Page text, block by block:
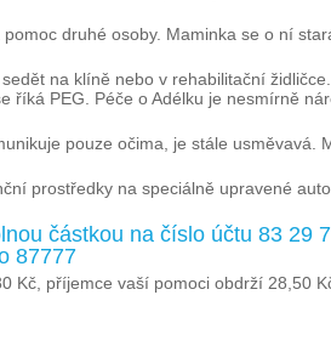
druhé osoby. Maminka se o ní
na klíně nebo v rehabilitační
říká PEG. Péče o Adélku je nesmírně
pouze očima, je stále
prostředky na speciálně upravené
částkou na číslo účtu 83 29
87777
Kč, příjemce vaší pomoci obdrží 28,50